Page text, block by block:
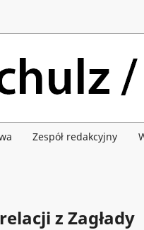
Zespół redakcyjny
z Zagłady